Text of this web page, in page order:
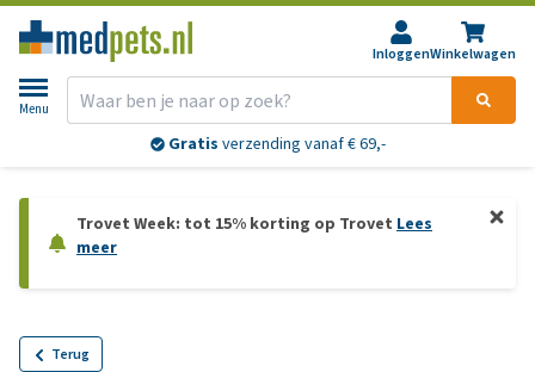
InloggenWinkelwagen
Menu
Gratis verzending vanaf € 69,-
Trovet Week: tot 15% korting op Trovet Lees
meer
Terug